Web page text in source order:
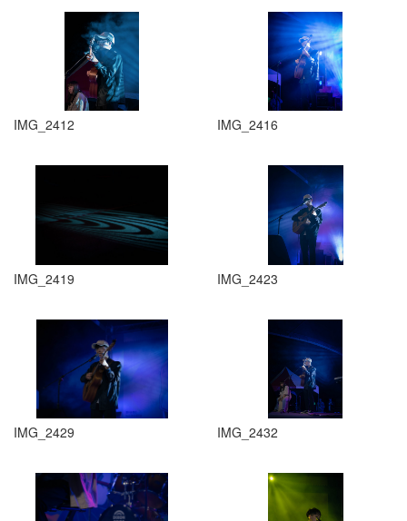
IMG_2412 IMG_2416
IMG_2419 IMG_2423
IMG_2429 IMG_2432